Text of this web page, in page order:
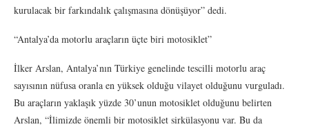
kurulacak bir farkındalık çalışmasına dönüşüyor” dedi.
“Antalya’da motorlu araçların üçte biri motosiklet”
İlker Arslan, Antalya’nın Türkiye genelinde tescilli motorlu araç
sayısının nüfusa oranla en yüksek olduğu vilayet olduğunu vurguladı.
Bu araçların yaklaşık yüzde 30’unun motosiklet olduğunu belirten
Arslan, “İlimizde önemli bir motosiklet sirkülasyonu var. Bu da